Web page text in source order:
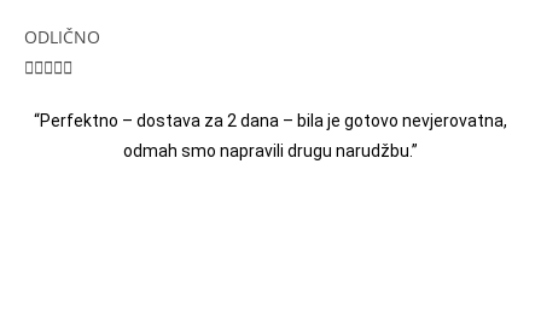
ODLIČNO

“Perfektno – dostava za 2 dana – bila je gotovo nevjerovatna,
odmah smo napravili drugu narudžbu.”